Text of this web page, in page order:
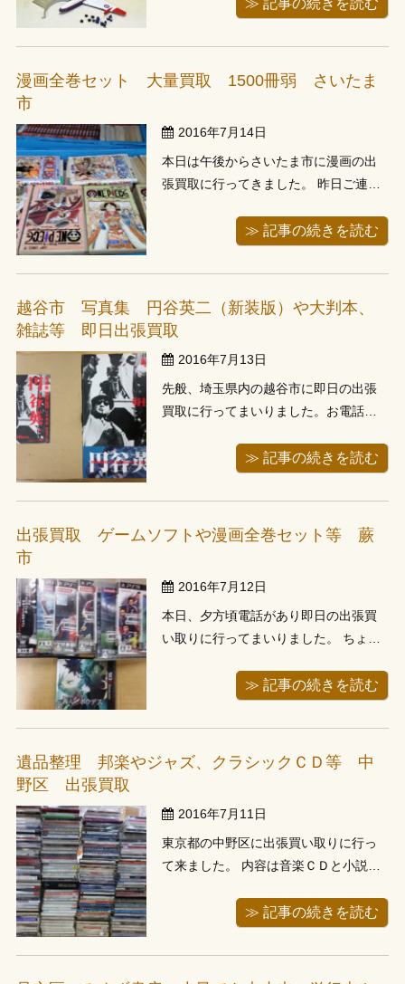
トロ玩具などもあり、査定金額は纏ま
った金額になりました。 くじら堂では
ホビーやレトロ玩具なども積極的に買
≫ 記事の続きを読む
漫画全巻セット 大量買取 1500冊弱 さいたま
市
2016年7月14日
本日は午後からさいたま市に漫画の出
張買取に行ってきました。 昨日ご連絡
で、本日お伺いさせて頂きました。 お
たので、スタッフを連れて伺わせて頂
きました。 漫画につきましては、2階の
お部屋に平積みにされておりまし...
≫ 記事の続きを読む
越谷市 写真集 円谷英二（新装版）や大判本、
雑誌等 即日出張買取
2016年7月13日
先般、埼玉県内の越谷市に即日の出張
買取に行ってまいりました。お電話
冊位あるとお聞きしお伺い、当店事務
程度でした。お伺いすると、円谷英二
写真集（新装版）の他、映画関係の大
判本、ムック本、雑誌、その他にも小
≫ 記事の続きを読む
出張買取 ゲームソフトや漫画全巻セット等 蕨
市
2016年7月12日
本日、夕方頃電話があり即日の出張買
い取りに行ってまいりました。 ちょう
話頂き本日来てほしいとのことでした
ら降ろしお伺い、当店事務所から車で
20分程度の距離でした。 お伺いします
と、玄関のところにゲームと漫画や小
≫ 記事の続きを読む
遺品整理 邦楽やジャズ、クラシックＣＤ等 中
野区 出張買取
2016年7月11日
東京都の中野区に出張買い取りに行っ
て来ました。 内容は音楽ＣＤと小説単
いましたが、ジャズやクラシック洋楽
方も需要と供給のバランスでその商品
の価値が決まってきます。やはりＰＯ
≫ 記事の続きを読む